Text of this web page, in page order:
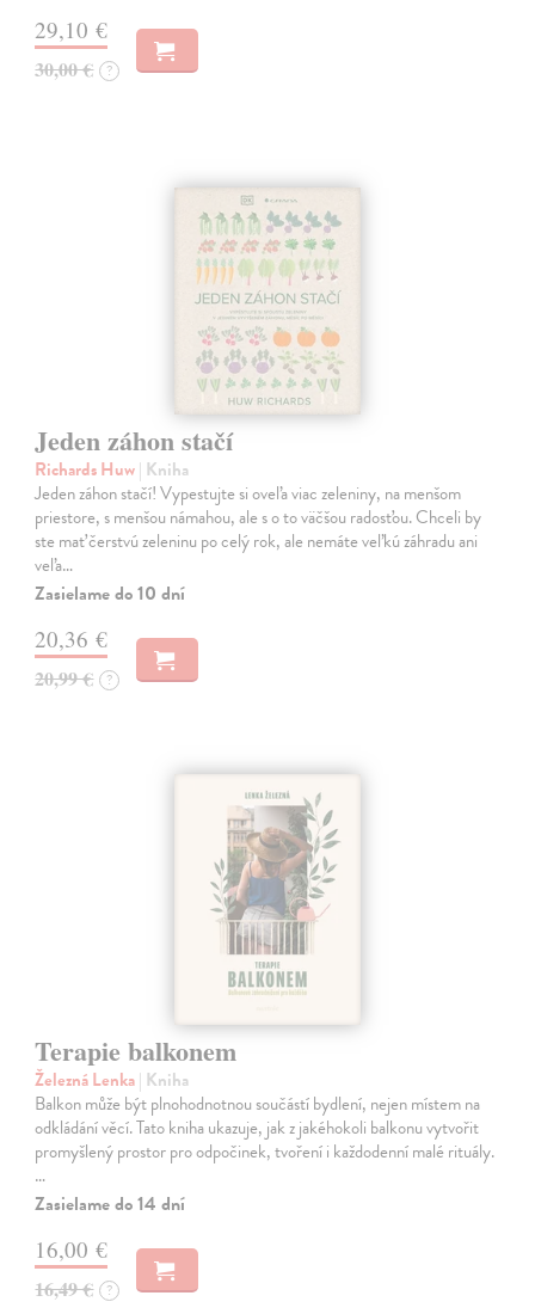
29,10 €
30,00 € ?
Jeden záhon stačí
Richards Huw| Kniha
Jeden záhon stačí! Vypestujte si oveľa viac zeleniny, na menšom
priestore, s menšou námahou, ale s o to väčšou radosťou. Chceli by
ste mať čerstvú zeleninu po celý rok, ale nemáte veľkú záhradu ani
veľa…
Zasielame do 10 dní
20,36 €
20,99 € ?
Terapie balkonem
Železná Lenka| Kniha
Balkon může být plnohodnotnou součástí bydlení, nejen místem na
odkládání věcí. Tato kniha ukazuje, jak z jakéhokoli balkonu vytvořit
promyšlený prostor pro odpočinek, tvoření i každodenní malé rituály.
…
Zasielame do 14 dní
16,00 €
16,49 € ?